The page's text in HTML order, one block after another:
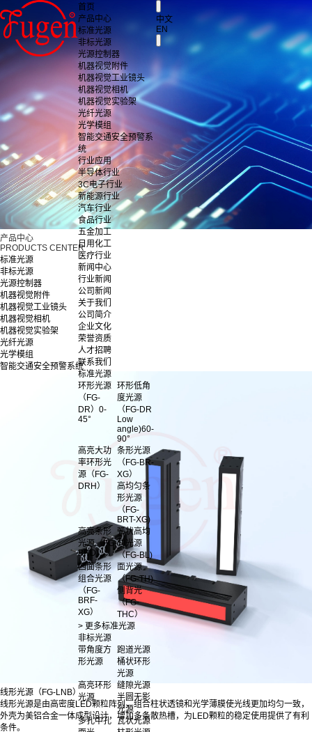
首页
产品中心
标准光源
非标光源
光源控制器
机器视觉附件
机器视觉工业镜头
机器视觉相机
机器视觉实验架
光纤光源
光学模组
智能交通安全预警系
统
行业应用
半导体行业
3C电子行业
新能源行业
汽车行业
食品行业
五金加工
日用化工
医疗行业
新闻中心
行业新闻
公司新闻
关于我们
公司简介
企业文化
荣誉资质
人才招聘
联系我们
标准光源
环形光源
（FG-
DR）0-
45°
环形低角
度光源
（FG-DR
Low
angle)60-
90°
高亮大功
率环形光
源（FG-
DRH）
条形光源
（FG-BR-
XG）
高均匀条
形光源
（FG-
BRT-XG)
高亮条形
光源（FG-
BRD)
弧状高均
匀光源
（FG-BL)
四面条形
组合光源
（FG-
BRF-
XG）
面光源
（FG-TH)
侧背光
（FG-
THC）
> 更多标准光源
非标光源
带角度方
形光源
跑道光源
桶状环形
光源
高亮环形
光源
缝隙光源
半圆无影
光源
多孔中孔 瓦状光源
中文
EN
产品中心
PRODUCTS CENTER
标准光源
非标光源
光源控制器
机器视觉附件
机器视觉工业镜头
机器视觉相机
机器视觉实验架
光纤光源
光学模组
智能交通安全预警系统
线形光源（FG-LNB）
线形光源是由高密度LED颗粒阵列，组合柱状透镜和光学薄膜使光线更加均匀一致，
外壳为美铝合金一体成型设计，增加多条散热槽，为LED颗粒的稳定使用提供了有利
条件。